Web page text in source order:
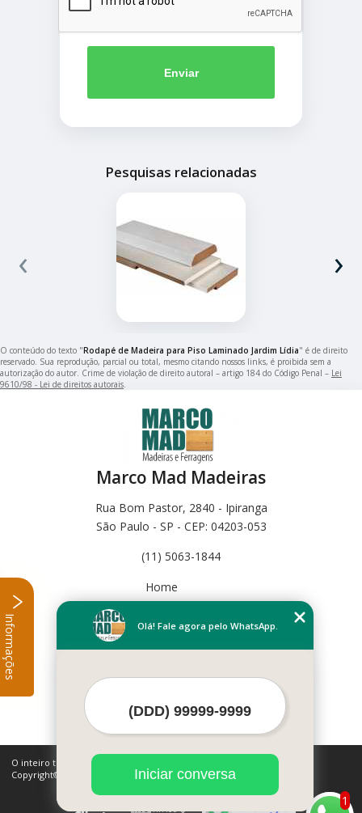
Enviar
Pesquisas relacionadas
‹ ›
O conteúdo do texto "Rodapé de Madeira para Piso Laminado Jardim Lídia" é de direito
reservado. Sua reprodução, parcial ou total, mesmo citando nossos links, é proibida sem a
autorização do autor. Crime de violação de direito autoral – artigo 184 do Código Penal – Lei
9610/98 - Lei de direitos autorais.
Marco Mad Madeiras
Rua Bom Pastor, 2840 - Ipiranga
São Paulo - SP - CEP: 04203-053
(11) 5063-1844
Home
Empresa
Missão
Mapa do site
O inteiro teor deste site está sujeito à proteção de direitos autorais.
Copyright© Marco Mad Madeiras (Lei 9610 de 19/02/1998)
1
Olá! Fale agora pelo WhatsApp.
Iniciar conversa
Informações